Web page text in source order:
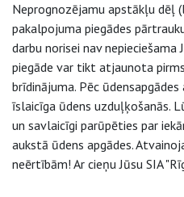
Neprognozējamu apstākļu dēļ
pakalpojuma piegādes
darbu norisei nav
piegāde var tikt atjaunota
brīdinājuma. Pēc
īslaicīga ūdens uzduļķošanās.
un savlaicīgi parūpēties par
aukstā ūdens apgādes.
neērtībām! Ar cieņu Jūsu SIA